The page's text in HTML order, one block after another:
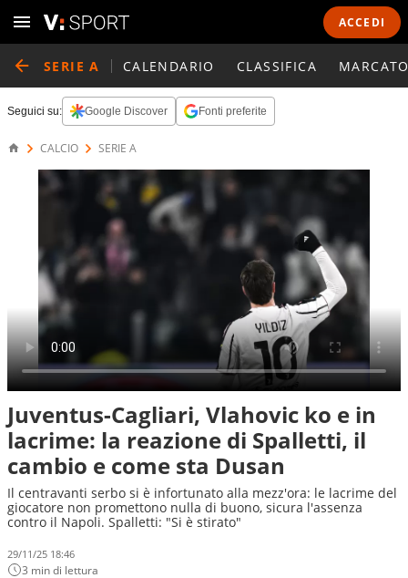
ACCEDI
SERIE A CALENDARIO CLASSIFICA
Seguici su: Google Discover Fonti preferite
CALCIO SERIE A
Juventus-Cagliari, Vlahovic ko e in
lacrime: la reazione di Spalletti, il
cambio e come sta Dusan
Il centravanti serbo si è infortunato alla mezz'ora: le lacrime del
giocatore non promettono nulla di buono, sicura l'assenza
contro il Napoli. Spalletti: "Si è stirato"
29/11/25 18:46
3 min di lettura